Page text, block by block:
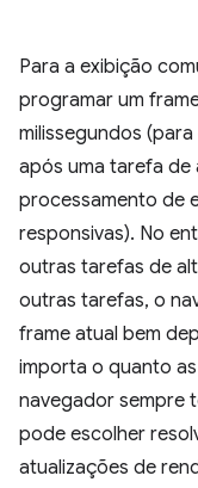
Para a exibição
programar um
milissegundos
após uma tarefa
processamento de
responsivas). No
outras tarefas de
outras tarefas, o
frame atual bem
importa o quanto
navegador sempre
pode escolher
atualizações de